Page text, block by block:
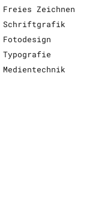
Freies Zeichnen
Schriftgrafik
Fotodesign
Typografie
Medientechnik